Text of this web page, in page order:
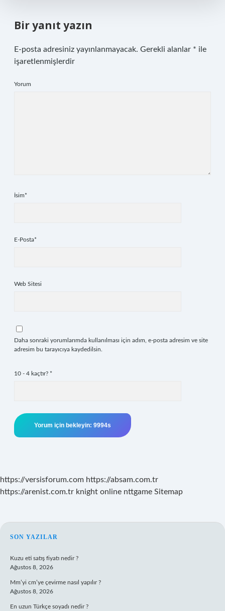
Bir yanıt yazın
E-posta adresiniz yayınlanmayacak. Gerekli alanlar * ile
işaretlenmişlerdir
Yorum
İsim*
E-Posta*
Web Sitesi
Daha sonraki yorumlarımda kullanılması için adım, e-posta adresim ve site
adresim bu tarayıcıya kaydedilsin.
10 - 4 kaçtır? *
https://versisforum.com https://absam.com.tr
https://arenist.com.tr knight online nttgame Sitemap
SIDEBAR
SON YAZILAR
Kuzu eti satış fiyatı nedir ?
Ağustos 8, 2026
Mm’yi cm’ye çevirme nasıl yapılır ?
Ağustos 8, 2026
En uzun Türkçe soyadı nedir ?